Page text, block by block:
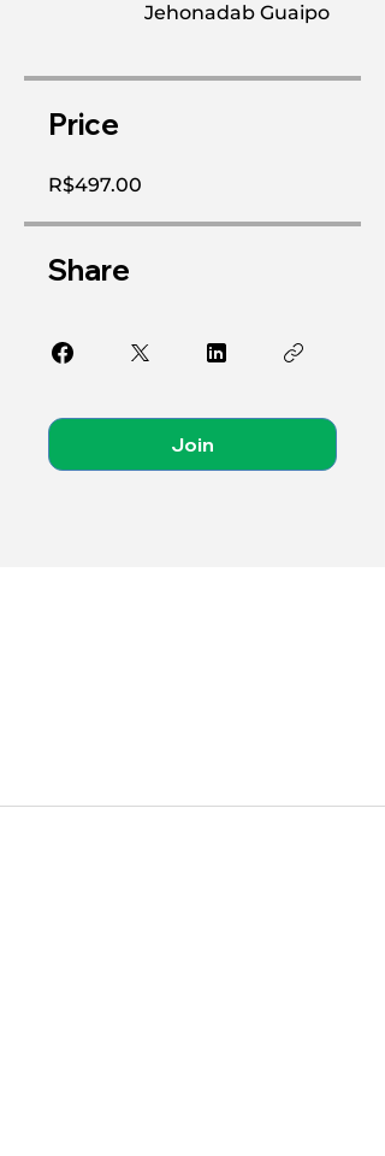
Jehonadab Guaipo
Price
R$497.00
Share
Join